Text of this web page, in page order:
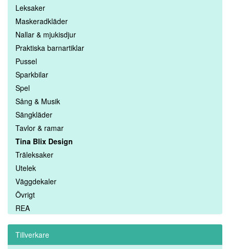
Leksaker
Maskeradkläder
Nallar & mjukisdjur
Praktiska barnartiklar
Pussel
Sparkbilar
Spel
Sång & Musik
Sängkläder
Tavlor & ramar
Tina Blix Design
Träleksaker
Utelek
Väggdekaler
Övrigt
REA
Tillverkare